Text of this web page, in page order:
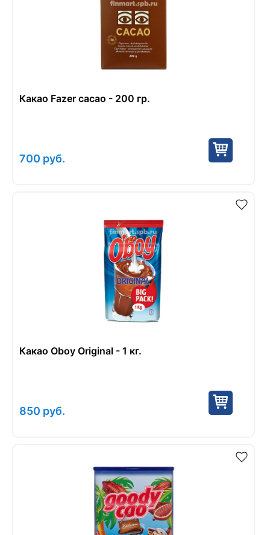
Какао Fazer cacao - 200 гр.
700 руб.
Какао Oboy Original - 1 кг.
850 руб.